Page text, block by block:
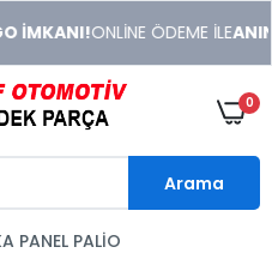
İMKANI!ONLİNE ÖDEME İLE
0
Arama
PANEL PALİO